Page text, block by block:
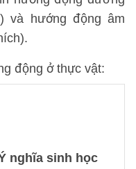
và hướng động âm
động ở thực vật:
nghĩa sinh học